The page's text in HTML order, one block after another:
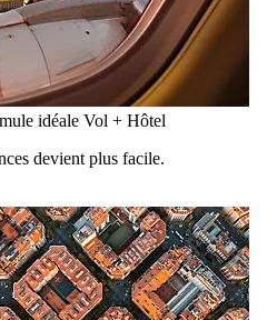
idéale Vol + Hôtel
devient plus facile.